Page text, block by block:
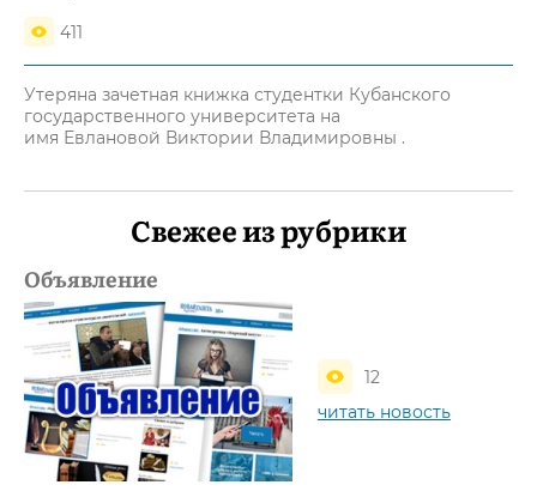
411
Утеряна зачетная книжка студентки Кубанского
государственного университета на
имя Евлановой Виктории Владимировны .
Свежее из рубрики
Объявление
12
читать новость